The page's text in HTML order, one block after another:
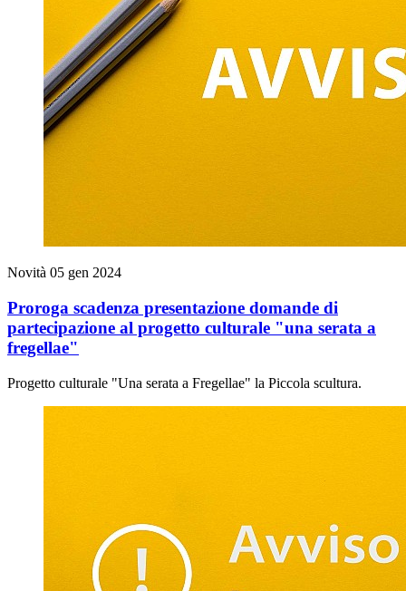
Novità 05 gen 2024
Proroga scadenza presentazione domande di
partecipazione al progetto culturale "una serata a
fregellae"
Progetto culturale "Una serata a Fregellae" la Piccola scultura.